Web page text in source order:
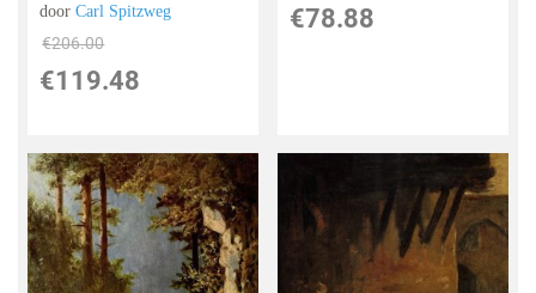
doorCarl Spitzweg
€206.00
€119.48
€78.88